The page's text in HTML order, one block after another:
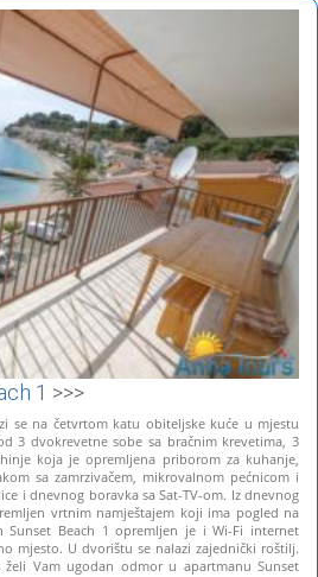
1 >>>
se na četvrtom katu obiteljske kuće u mjestu
3 dvokrevetne sobe sa bračnim krevetima, 3
koja je opremljena priborom za kuhanje,
sa zamrzivačem, mikrovalnom pećnicom i
i dnevnog boravka sa Sat-TV-om. Iz dnevnog
vrtnim namještajem koji ima pogled na
Sunset Beach 1 opremljen je i Wi-Fi internet
mjesto. U dvorištu se nalazi zajednički roštilj.
želi Vam ugodan odmor u apartmanu Sunset